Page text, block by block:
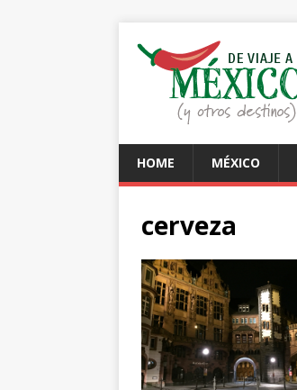
HOME MÉXICO
cerveza